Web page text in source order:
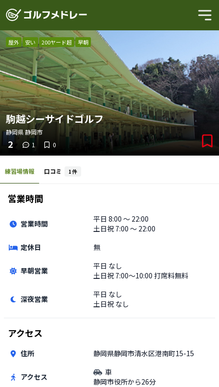
屋外 安い 200ヤード超 早朝
駒越シーサイドゴルフ
静岡県静岡市
2 1 0
練習場情報 口コミ 1 件
営業時間
営業時間 平日 8:00 〜 22:00
土日祝 7:00 〜 22:00
定休日
無
早朝営業 平日 なし
土日祝 7:00〜10:00 打席料無料
深夜営業 平日 なし
土日祝 なし
アクセス
住所 静岡県静岡市清水区港南町15-15
アクセス
車
静岡市役所から26分